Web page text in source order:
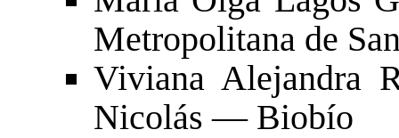
Metropolitana de
Viviana Alejandra
Nicolás — Biobío